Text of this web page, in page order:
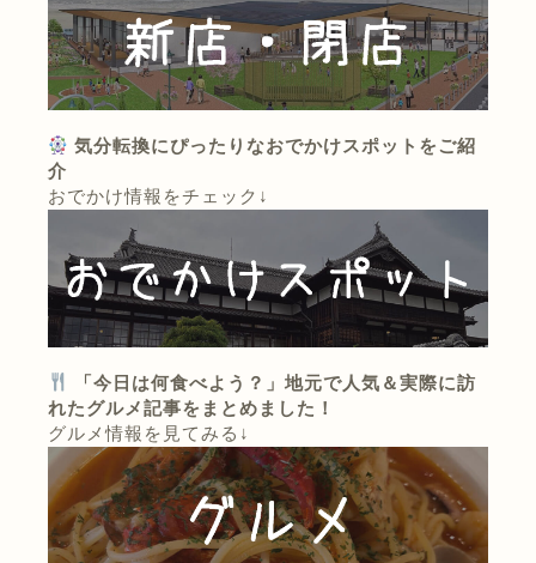
気分転換にぴったりなおでかけスポットをご紹
介
おでかけ情報をチェック↓
「今日は何食べよう？」地元で人気＆実際に訪
れたグルメ記事をまとめました！
グルメ情報を見てみる↓